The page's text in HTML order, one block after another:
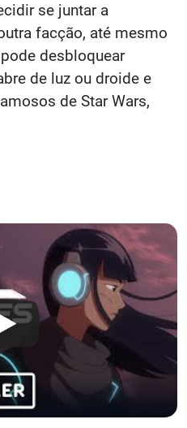
se juntar a
facção, até mesmo
desbloquear
de luz ou droide e
de Star Wars,